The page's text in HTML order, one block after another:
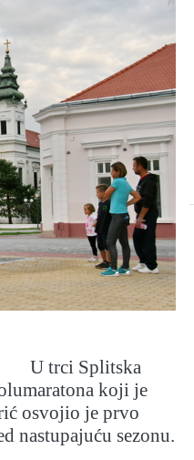
U trci Splitska
koji je
osvojio je prvo
nastupajuću sezonu.